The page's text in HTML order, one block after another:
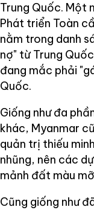
Trung Quốc. Một
Phát triển Toàn
nằm trong danh
nợ" từ Trung
đang mắc phải
Quốc.
Giống như đa
khác, Myanmar
quản trị thiếu
nhũng, nên các
mảnh đất màu
Cũng giống như